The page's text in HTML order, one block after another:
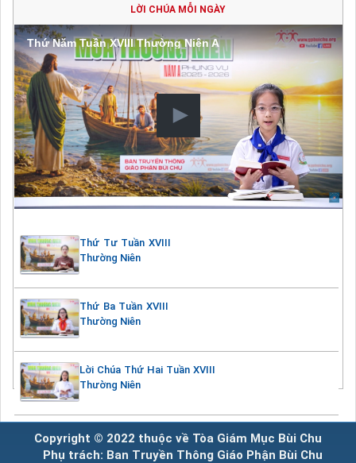
LỜI CHÚA MỖI NGÀY
Thứ Năm Tuần XVIII Thường Niên A
Thứ Tư Tuần XVIII
Thường Niên
Thứ Ba Tuần XVIII
Thường Niên
Lời Chúa Thứ Hai Tuần XVIII
Thường Niên
Copyright © 2022 thuộc về Tòa Giám Mục Bùi Chu
Phụ trách: Ban Truyền Thông Giáo Phận Bùi Chu